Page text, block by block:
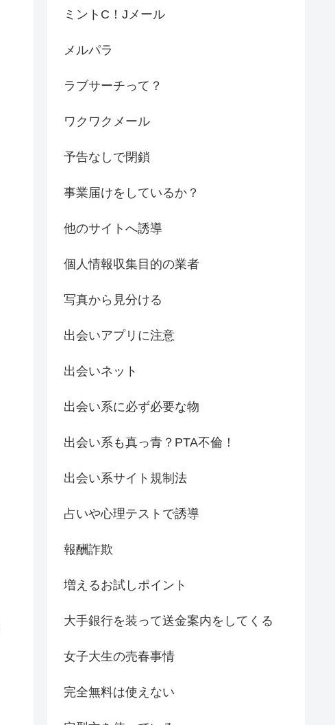
ミントC！Jメール
メルパラ
ラブサーチって？
ワクワクメール
予告なしで閉鎖
事業届けをしているか？
他のサイトへ誘導
個人情報収集目的の業者
写真から見分ける
出会いアプリに注意
出会いネット
出会い系に必ず必要な物
出会い系も真っ青？PTA不倫！
出会い系サイト規制法
占いや心理テストで誘導
報酬詐欺
増えるお試しポイント
大手銀行を装って送金案内をしてくる
女子大生の売春事情
完全無料は使えない